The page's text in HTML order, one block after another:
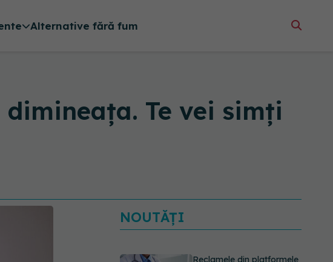
Alternative fără fum
Te vei simți
NOUTĂȚI
Reclamele din platformele